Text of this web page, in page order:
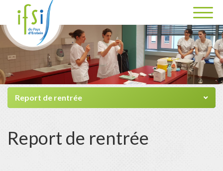
Report de rentrée
Report de rentrée